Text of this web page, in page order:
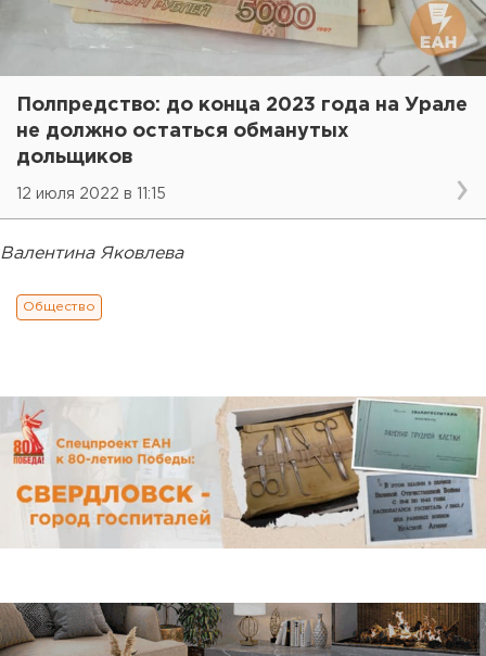
Полпредство: до конца 2023 года на Урале
не должно остаться обманутых
дольщиков
12 июля 2022 в 11:15
Валентина Яковлева
Общество